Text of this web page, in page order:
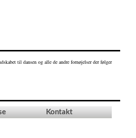
til dansen og alle de andre fornøjelser der følger
Kontakt